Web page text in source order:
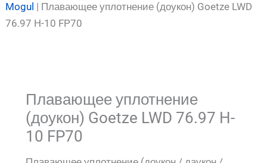
Mogul | Плавающее уплотнение (доукон) Goetze LWD
76.97 H-10 FP70
Плавающее уплотнение
(доукон) Goetze LWD 76.97 H-
10 FP70